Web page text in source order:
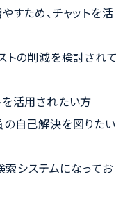
すため、チャットを活
トの削減を検討されて
を活用されたい方
の自己解決を図りたい
索システムになってお